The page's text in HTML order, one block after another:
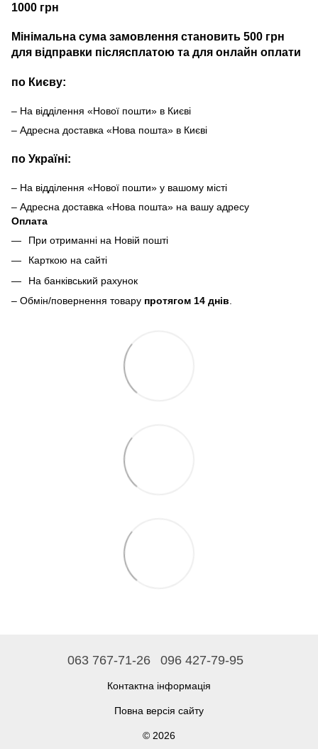
1000 грн
Мінімальна сума замовлення становить 500 грн
для відправки післясплатою та для онлайн оплати
по Києву:
– На відділення «Нової пошти» в Києві
– Адресна доставка «Нова пошта» в Києві
по Україні:
– На відділення «Нової пошти» у вашому місті
– Адресна доставка «Нова пошта» на вашу адресу
Оплата
При отриманні на Новій пошті
Карткою на сайті
На банківський рахунок
– Обмін/повернення товару протягом 14 днів
063 767-71-26 096 427-79-95
Контактна інформація
Повна версія сайту
© 2026